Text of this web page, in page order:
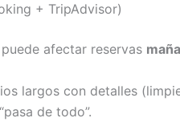
+ TripAdvisor)
afectar reservas
largos con detalles
de todo”.